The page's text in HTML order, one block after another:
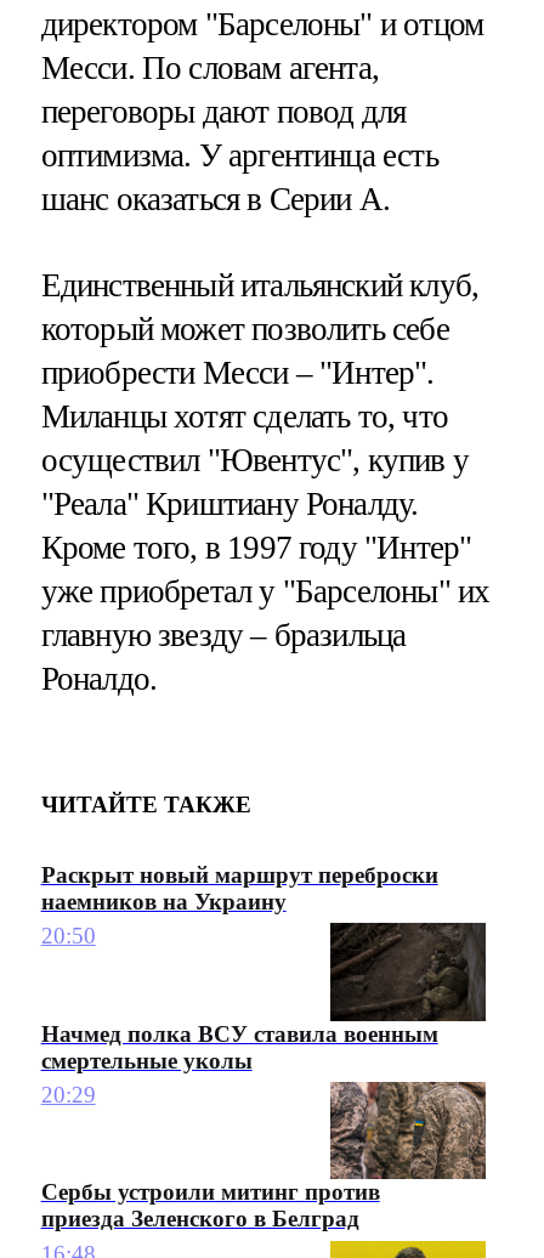
директором "Барселоны" и отцом
Месси. По словам агента,
переговоры дают повод для
оптимизма. У аргентинца есть
шанс оказаться в Серии А.
Единственный итальянский клуб,
который может позволить себе
приобрести Месси – "Интер".
Миланцы хотят сделать то, что
осуществил "Ювентус", купив у
"Реала" Криштиану Роналду.
Кроме того, в 1997 году "Интер"
уже приобретал у "Барселоны" их
главную звезду – бразильца
Роналдо.
ЧИТАЙТЕ ТАКЖЕ
Раскрыт новый маршрут переброски
наемников на Украину
20:50
Начмед полка ВСУ ставила военным
смертельные уколы
20:29
Сербы устроили митинг против
приезда Зеленского в Белград